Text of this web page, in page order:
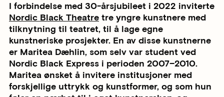
I forbindelse med 30-årsjubileet i 2022 inviterte
Nordic Black Theatre tre yngre kunstnere med
tilknytning til teatret, til å lage egne
kunstneriske prosjekter. En av disse kunstnerne
er Maritea Dæhlin, som selv var student ved
Nordic Black Express i perioden 2007–2010.
Maritea ønsket å invitere institusjoner med
forskjellige uttrykk og kunstformer, og som hun